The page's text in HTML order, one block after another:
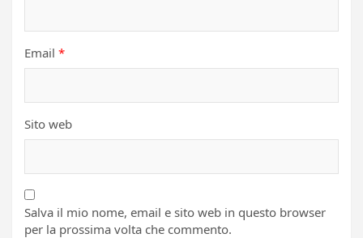
Email *
Sito web
Salva il mio nome, email e sito web in questo browser
per la prossima volta che commento.